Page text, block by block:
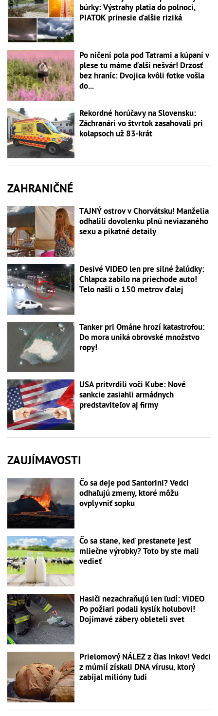
búrky: Výstrahy platia do polnoci,
PIATOK prinesie ďalšie riziká
Po ničení pola pod Tatrami a kúpaní v
plese tu máme ďalší nešvár! Drzosť
bez hraníc: Dvojica kvôli fotke vošla
do...
Rekordné horúčavy na Slovensku:
Záchranári vo štvrtok zasahovali pri
kolapsoch už 83-krát
ZAHRANIČNÉ
TAJNÝ ostrov v Chorvátsku! Manželia
odhalili dovolenku plnú neviazaného
sexu a pikatné detaily
Desivé VIDEO len pre silné žalúdky:
Chlapca zabilo na priechode auto!
Telo našli o 150 metrov ďalej
Tanker pri Ománe hrozí katastrofou:
Do mora uniká obrovské množstvo
ropy!
USA pritvrdili voči Kube: Nové
sankcie zasiahli armádnych
predstaviteľov aj firmy
ZAUJÍMAVOSTI
Čo sa deje pod Santorini? Vedci
odhaľujú zmeny, ktoré môžu
ovplyvniť sopku
Čo sa stane, keď prestanete jesť
mliečne výrobky? Toto by ste mali
vedieť
Hasiči nezachraňujú len ľudí: VIDEO
Po požiari podali kyslík holubovi!
Dojímavé zábery obleteli svet
Prielomový NÁLEZ z čias Inkov! Vedci
z múmií získali DNA vírusu, ktorý
zabíjal milióny ľudí